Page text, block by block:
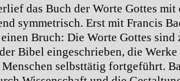
das Buch der Worte Gottes mit
symmetrisch. Erst mit Francis
Bruch: Die Worte Gottes sind
Bibel eingeschrieben, die Werke
selbsttätig fortgeführt.